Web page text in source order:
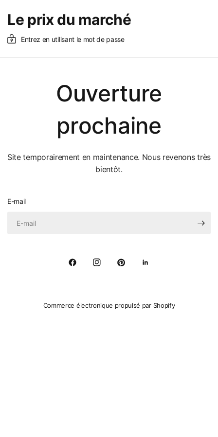
Le prix du marché
Entrez en utilisant le mot de passe
Ouverture
prochaine
Site temporairement en maintenance. Nous revenons très
bientôt.
E-mail
Commerce électronique propulsé par Shopify